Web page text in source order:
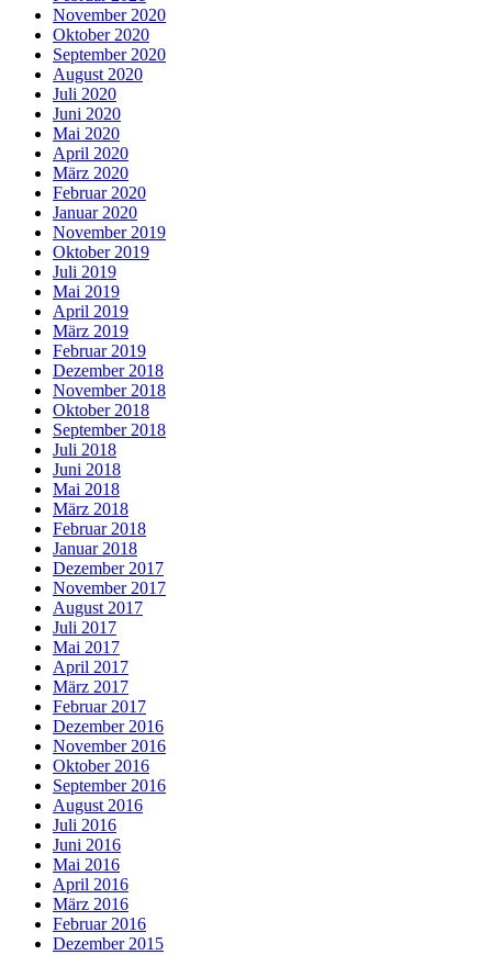
November 2020
Oktober 2020
September 2020
August 2020
Juli 2020
Juni 2020
Mai 2020
April 2020
März 2020
Februar 2020
Januar 2020
November 2019
Oktober 2019
Juli 2019
Mai 2019
April 2019
März 2019
Februar 2019
Dezember 2018
November 2018
Oktober 2018
September 2018
Juli 2018
Juni 2018
Mai 2018
März 2018
Februar 2018
Januar 2018
Dezember 2017
November 2017
August 2017
Juli 2017
Mai 2017
April 2017
März 2017
Februar 2017
Dezember 2016
November 2016
Oktober 2016
September 2016
August 2016
Juli 2016
Juni 2016
Mai 2016
April 2016
März 2016
Februar 2016
Dezember 2015